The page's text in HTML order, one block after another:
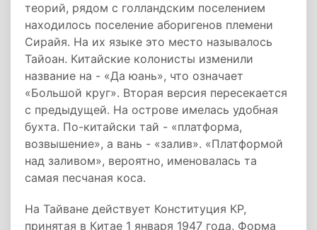
теорий, рядом с голландским поселением
находилось поселение аборигенов племени
Сирайя. На их языке это место называлось
Тайоан. Китайские колонисты изменили
название на - «Да юань», что означает
«Большой круг». Вторая версия пересекается
с предыдущей. На острове имелась удобная
бухта. По-китайски тай - «платформа,
возвышение», а вань - «залив». «Платформой
над заливом», вероятно, именовалась та
самая песчаная коса.
На Тайване действует Конституция КР,
принятая в Китае 1 января 1947 года. Форма